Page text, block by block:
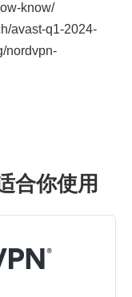
know/
avast-q1-2024-
nordvpn-
合你使用